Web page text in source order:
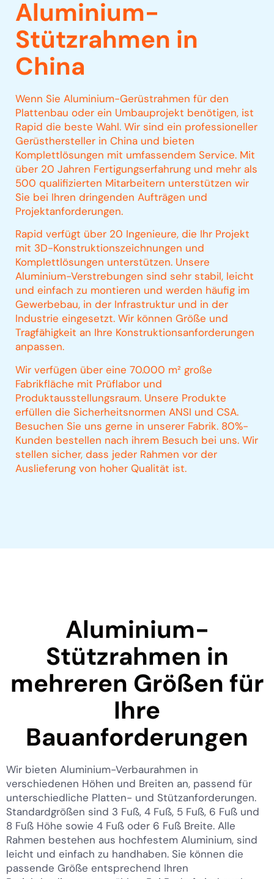
Aluminium-
Stützrahmen in
China
Wenn Sie Aluminium-Gerüstrahmen für den
Plattenbau oder ein Umbauprojekt benötigen, ist
Rapid die beste Wahl. Wir sind ein professioneller
Gerüsthersteller in China und bieten
Komplettlösungen mit umfassendem Service. Mit
über 20 Jahren Fertigungserfahrung und mehr als
500 qualifizierten Mitarbeitern unterstützen wir
Sie bei Ihren dringenden Aufträgen und
Projektanforderungen.
Rapid verfügt über 20 Ingenieure, die Ihr Projekt
mit 3D-Konstruktionszeichnungen und
Komplettlösungen unterstützen. Unsere
Aluminium-Verstrebungen sind sehr stabil, leicht
und einfach zu montieren und werden häufig im
Gewerbebau, in der Infrastruktur und in der
Industrie eingesetzt. Wir können Größe und
Tragfähigkeit an Ihre Konstruktionsanforderungen
anpassen.
Wir verfügen über eine 70.000 m² große
Fabrikfläche mit Prüflabor und
Produktausstellungsraum. Unsere Produkte
erfüllen die Sicherheitsnormen ANSI und CSA.
Besuchen Sie uns gerne in unserer Fabrik. 80%-
Kunden bestellen nach ihrem Besuch bei uns. Wir
stellen sicher, dass jeder Rahmen vor der
Auslieferung von hoher Qualität ist.
Aluminium-
Stützrahmen in
mehreren Größen für
Ihre
Bauanforderungen
Wir bieten Aluminium-Verbaurahmen in
verschiedenen Höhen und Breiten an, passend für
unterschiedliche Platten- und Stützanforderungen.
Standardgrößen sind 3 Fuß, 4 Fuß, 5 Fuß, 6 Fuß und
8 Fuß Höhe sowie 4 Fuß oder 6 Fuß Breite. Alle
Rahmen bestehen aus hochfestem Aluminium, sind
leicht und einfach zu handhaben. Sie können die
passende Größe entsprechend Ihren